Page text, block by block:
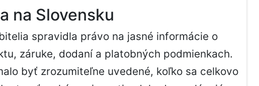
na Slovensku
spravidla právo na jasné informácie o
záruke, dodaní a platobných podmienkach.
byť zrozumiteľne uvedené, koľko sa celkovo